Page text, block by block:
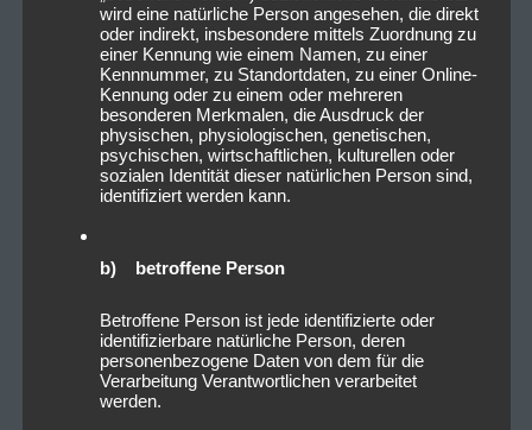
Cookie erzeugten und auf Ihre Nutzung der Website
bezogenen Daten (inkl. Ihrer IP-Adresse) an Google
sowie die Verarbeitung dieser Daten durch Google
verhindern, indem Sie das unter dem folgenden Link
verfügbare Browser-Plugin herunterladen und
installieren:http://tools.google.com/dlpage/gaoptou
Wie lange wir deine Daten
speichern
Wenn du einen Kommentar schreibst, wird dieser
inklusive Metadaten zeitlich unbegrenzt gespeichert.
Auf diese Art können wir Folgekommentare
wird eine natürliche Person angesehen, die direkt
oder indirekt, insbesondere mittels Zuordnung zu
einer Kennung wie einem Namen, zu einer
Kennnummer, zu Standortdaten, zu einer Online-
Kennung oder zu einem oder mehreren
besonderen Merkmalen, die Ausdruck der
physischen, physiologischen, genetischen,
psychischen, wirtschaftlichen, kulturellen oder
sozialen Identität dieser natürlichen Person sind,
identifiziert werden kann.
b) betroffene Person
Betroffene Person ist jede identifizierte oder
identifizierbare natürliche Person, deren
personenbezogene Daten von dem für die
Verarbeitung Verantwortlichen verarbeitet
werden.